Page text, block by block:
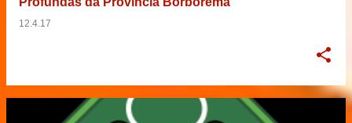
12.4.17